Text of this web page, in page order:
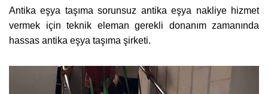
Antika eşya taşıma sorunsuz antika eşya nakliye hizmet
vermek için teknik eleman gerekli donanım zamanında
hassas antika eşya taşıma şirketi.